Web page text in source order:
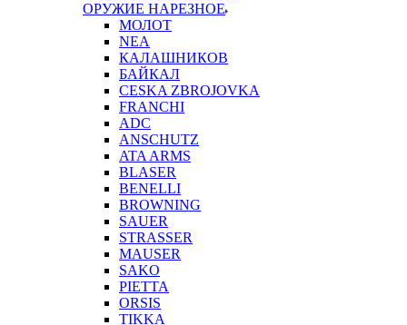
ОРУЖИЕ НАРЕЗНОЕ
МОЛОТ
NEA
КАЛАШНИКОВ
БАЙКАЛ
CESKA ZBROJOVKA
FRANCHI
ADC
ANSCHUTZ
ATA ARMS
BLASER
BENELLI
BROWNING
SAUER
STRASSER
MAUSER
SAKO
PIETTA
ORSIS
TIKKA